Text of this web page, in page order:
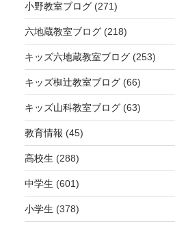
小野教室ブログ(271)
六地蔵教室ブログ(218)
キッズ六地蔵教室ブログ(253)
キッズ椥辻教室ブログ(66)
キッズ山科教室ブログ(63)
教育情報 (45)
高校生 (288)
中学生 (601)
小学生 (378)